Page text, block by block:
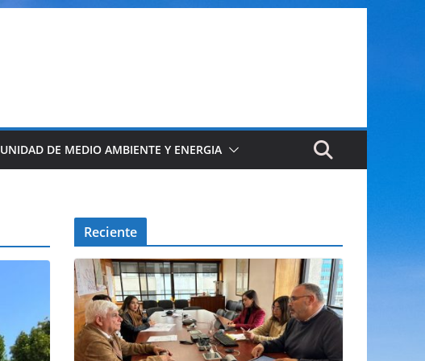
UNIDAD DE MEDIO AMBIENTE Y ENERGIA
Reciente